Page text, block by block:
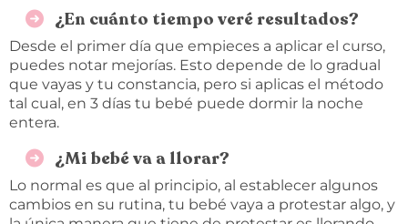
¿En cuánto tiempo veré resultados?
Desde el primer día que empieces a aplicar el curso,
puedes notar mejorías. Esto depende de lo gradual
que vayas y tu constancia, pero si aplicas el método
tal cual, en 3 días tu bebé puede dormir la noche
entera.
¿Mi bebé va a llorar?
Lo normal es que al principio, al establecer algunos
cambios en su rutina, tu bebé vaya a protestar algo, y